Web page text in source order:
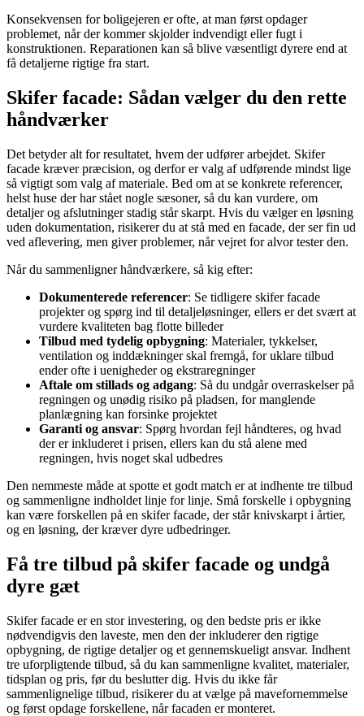
Konsekvensen for boligejeren er ofte, at man først opdager
problemet, når der kommer skjolder indvendigt eller fugt i
konstruktionen. Reparationen kan så blive væsentligt dyrere end at
få detaljerne rigtige fra start.
Skifer facade: Sådan vælger du den rette
håndværker
Det betyder alt for resultatet, hvem der udfører arbejdet. Skifer
facade kræver præcision, og derfor er valg af udførende mindst lige
så vigtigt som valg af materiale. Bed om at se konkrete referencer,
helst huse der har stået nogle sæsoner, så du kan vurdere, om
detaljer og afslutninger stadig står skarpt. Hvis du vælger en løsning
uden dokumentation, risikerer du at stå med en facade, der ser fin ud
ved aflevering, men giver problemer, når vejret for alvor tester den.
Når du sammenligner håndværkere, så kig efter:
Dokumenterede referencer: Se tidligere skifer facade
projekter og spørg ind til detaljeløsninger, ellers er det svært at
vurdere kvaliteten bag flotte billeder
Tilbud med tydelig opbygning: Materialer, tykkelser,
ventilation og inddækninger skal fremgå, for uklare tilbud
ender ofte i uenigheder og ekstraregninger
Aftale om stillads og adgang: Så du undgår overraskelser på
regningen og unødig risiko på pladsen, for manglende
planlægning kan forsinke projektet
Garanti og ansvar: Spørg hvordan fejl håndteres, og hvad
der er inkluderet i prisen, ellers kan du stå alene med
regningen, hvis noget skal udbedres
Den nemmeste måde at spotte et godt match er at indhente tre tilbud
og sammenligne indholdet linje for linje. Små forskelle i opbygning
kan være forskellen på en skifer facade, der står knivskarpt i årtier,
og en løsning, der kræver dyre udbedringer.
Få tre tilbud på skifer facade og undgå
dyre gæt
Skifer facade er en stor investering, og den bedste pris er ikke
nødvendigvis den laveste, men den der inkluderer den rigtige
opbygning, de rigtige detaljer og et gennemskueligt ansvar. Indhent
tre uforpligtende tilbud, så du kan sammenligne kvalitet, materialer,
tidsplan og pris, før du beslutter dig. Hvis du ikke får
sammenlignelige tilbud, risikerer du at vælge på mavefornemmelse
og først opdage forskellene, når facaden er monteret.